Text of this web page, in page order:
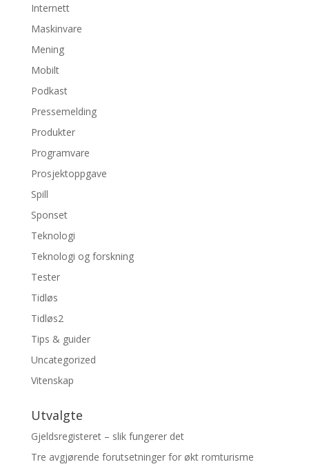
Internett
Maskinvare
Mening
Mobilt
Podkast
Pressemelding
Produkter
Programvare
Prosjektoppgave
Spill
Sponset
Teknologi
Teknologi og forskning
Tester
Tidløs
Tidløs2
Tips & guider
Uncategorized
Vitenskap
Utvalgte
Gjeldsregisteret – slik fungerer det
Tre avgjørende forutsetninger for økt romturisme